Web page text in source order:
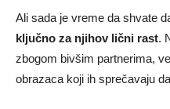
Ali sada je vreme da shvate
ključno za njihov lični rast.
zbogom bivšim partnerima,
obrazaca koji ih sprečavaju